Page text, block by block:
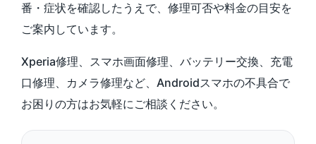
番・症状を確認したうえで、修理可否や料金の目安を
ご案内しています。
Xperia修理、スマホ画面修理、バッテリー交換、充電
口修理、カメラ修理など、Androidスマホの不具合で
お困りの方はお気軽にご相談ください。